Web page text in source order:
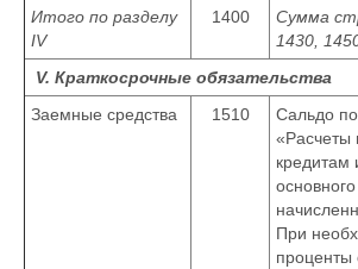
Итого по разделу
IV
1400
Сумма
1430,
V. Краткосрочные обязательства
Заемные средства
1510
Сальдо
«Расчеты
кредитам
При
проценты